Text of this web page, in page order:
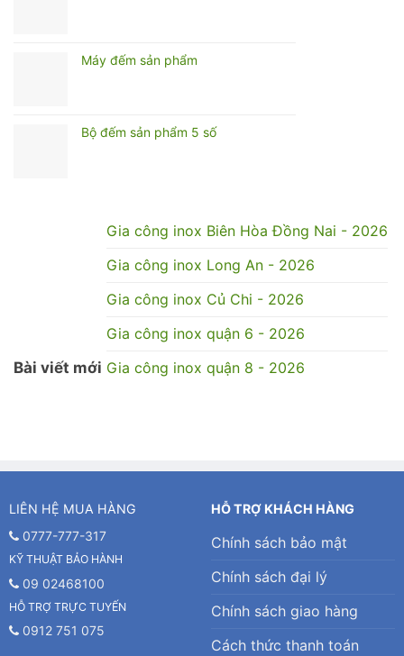
Máy đếm sản phẩm
Bộ đếm sản phẩm 5 số
Bài viết mới
Gia công inox Biên Hòa Đồng Nai - 2026
Gia công inox Long An - 2026
Gia công inox Củ Chi - 2026
Gia công inox quận 6 - 2026
Gia công inox quận 8 - 2026
LIÊN HỆ MUA HÀNG
0777-777-317
KỸ THUẬT BẢO HÀNH
09 02468100
HỖ TRỢ TRỰC TUYẾN
0912 751 075
HỖ TRỢ KHÁCH HÀNG
Chính sách bảo mật
Chính sách đại lý
Chính sách giao hàng
Cách thức thanh toán